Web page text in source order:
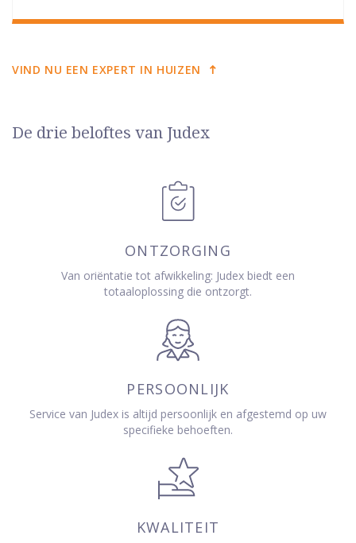
VIND NU EEN EXPERT IN HUIZEN
De drie beloftes van Judex
ONTZORGING
Van oriëntatie tot afwikkeling: Judex biedt een
totaaloplossing die ontzorgt.
PERSOONLIJK
Service van Judex is altijd persoonlijk en afgestemd op uw
specifieke behoeften.
KWALITEIT